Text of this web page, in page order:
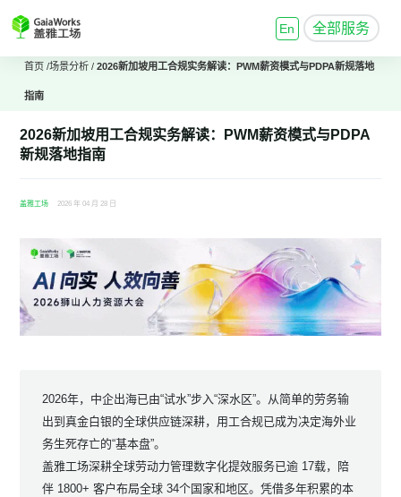
En 全部服务
首页 /场景分析 /2026新加坡用工合规实务解读：PWM薪资模式与PDPA新规落地
指南
2026新加坡用工合规实务解读：PWM薪资模式与PDPA
新规落地指南
盖雅工场 2026 年 04 月 28 日
2026年，中企出海已由“试水”步入“深水区”。从简单的劳务输
出到真金白银的全球供应链深耕，用工合规已成为决定海外业
务生死存亡的“基本盘”。
盖雅工场深耕全球劳动力管理数字化提效服务已逾 17载，陪
伴 1800+ 客户布局全球 34个国家和地区。凭借多年积累的本